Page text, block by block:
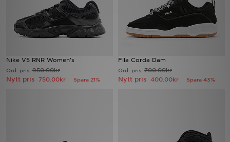
Nike V5 RNR Women's
Ord. pris950.00kr
Nytt pris 750.00kr Spara 21%
Fila Corda Dam
Ord. pris700.00kr
Nytt pris 400.00kr Spara 43%
Kundservice
JD Blogg